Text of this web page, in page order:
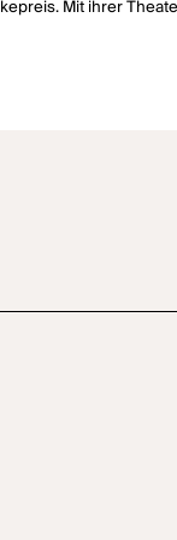
Mit ihrer
Ruhrtriennale